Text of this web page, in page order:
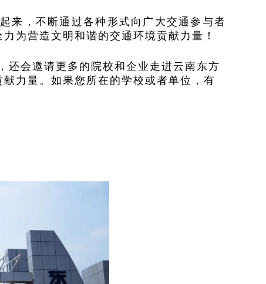
来，不断通过各种形式向广大交通参与者
为营造文明和谐的交通环境贡献力量！
还会邀请更多的院校和企业走进云南东方
力量。如果您所在的学校或者单位，有